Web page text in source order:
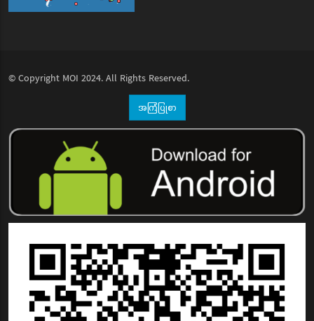
© Copyright MOI 2024. All Rights Reserved.
အကြံပြုစာ